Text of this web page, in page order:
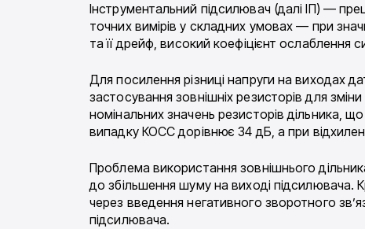
Інструментальний підсилювач (далі ІП) —
точних вимірів у складних умовах — при
та її дрейф, високий коефіцієнт ослаблення
Для посилення різниці напруги на виходах
застосування зовнішніх резисторів для
номінальних значень резисторів дільника,
випадку КОСС дорівнює 34 дБ, а при
Проблема використання зовнішнього
до збільшення шуму на виході підсилювача.
через введення негативного зворотного
підсилювача.